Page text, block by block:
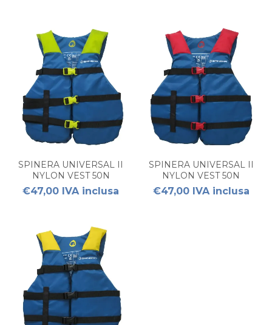
SPINERA UNIVERSAL II
NYLON VEST 50N
BLUE/GREEN
€47,00 IVA inclusa
SPINERA UNIVERSAL II
NYLON VEST 50N
BLUE/RED
€47,00 IVA inclusa